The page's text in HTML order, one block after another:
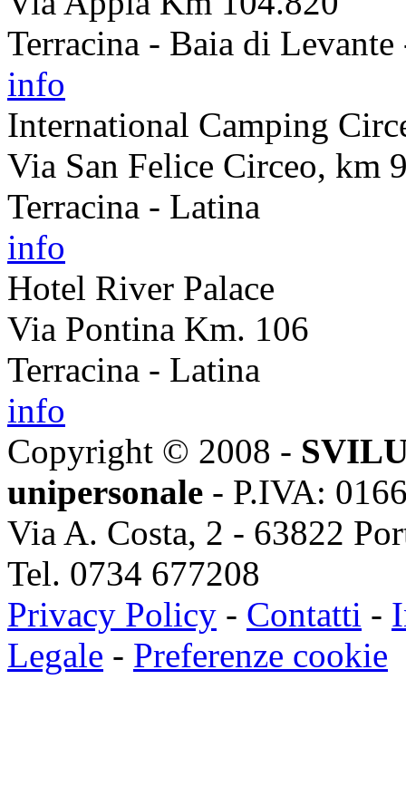
Terracina - Baia di
info
International Camping
Via San Felice Circeo, km
Terracina - Latina
info
Hotel River Palace
Via Pontina Km. 106
Terracina - Latina
info
Copyright © 2008 -
unipersonale - P.IVA:
Via A. Costa, 2 - 63822
Tel. 0734 677208
Privacy Policy - Contatti -
Legale - Preferenze cookie